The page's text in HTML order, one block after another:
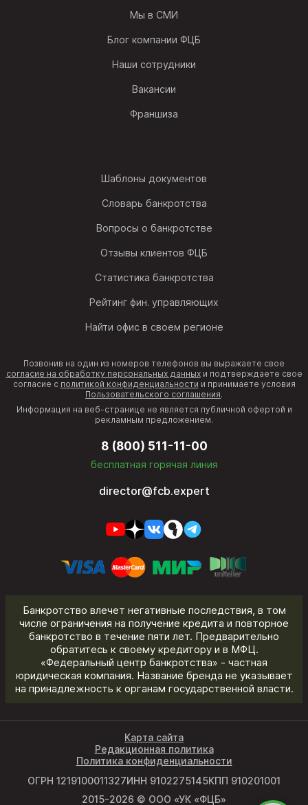
Мы в СМИ
Блог компании ФЦБ
Наши сотрудники
Вакансии
Франшиза
Шаблоны документов
Словарь банкротства
Вопросы о банкротстве
Отзывы клиентов ФЦБ
Статистика банкротства
Рейтинг фин. управляющих
Найти офис в своем регионе
Позвонив на один из номеров телефонов вы выражаете свое
согласие на обработку персональных данныхи подтверждаете свое
согласие с политикой конфиденциальности и принимаете условия
Пользовательского соглашения.
Информация на веб-странице не является публичной офертой и
рекламным предложением.
8 (800) 511-11-00
бесплатная горячая линия
director@fcb.expert
Банкротство влечет негативные последствия, в том
числе ограничения на получение кредита и повторное
банкротство в течение пяти лет. Предварительно
обратитесь к своему кредитору и в МФЦ.
«Федеральный центр банкротства» - частная
юридическая компания. Название бренда не указывает
на принадлежность к органам государственной власти.
ОГРН 1219100011327ИНН 9102275145КПП 910201001
2015-2026 © ООО «УК «ФЦБ»
Карта сайта
Редакционная политика
Политика конфиденциальности